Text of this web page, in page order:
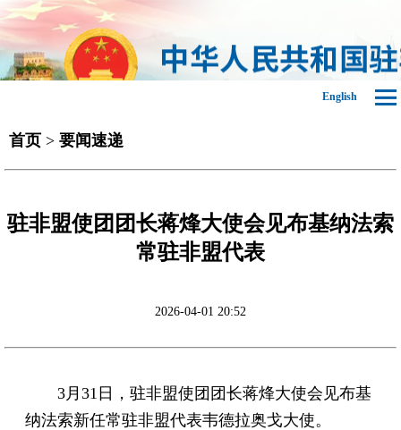
English
首页 > 要闻速递
驻非盟使团团长蒋烽大使会见布基纳法索
常驻非盟代表
2026-04-01 20:52
3月31日，驻非盟使团团长蒋烽大使会见布基
纳法索新任常驻非盟代表韦德拉奥戈大使。